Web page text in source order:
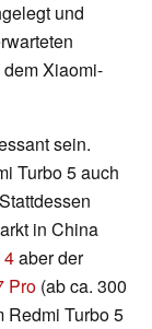
und
Xiaomi-
sein.
Turbo 5 auch
in China
4aber der
Pro (ab ca. 300
Redmi Turbo 5